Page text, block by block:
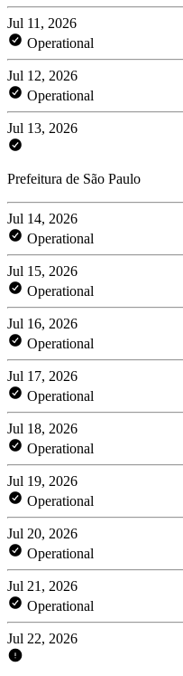
Jul 11, 2026
Operational
Jul 12, 2026
Operational
Jul 13, 2026
Prefeitura de São Paulo
Jul 14, 2026
Operational
Jul 15, 2026
Operational
Jul 16, 2026
Operational
Jul 17, 2026
Operational
Jul 18, 2026
Operational
Jul 19, 2026
Operational
Jul 20, 2026
Operational
Jul 21, 2026
Operational
Jul 22, 2026